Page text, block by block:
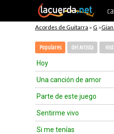
Acordes de Guitarra » G »
Populares del Artista
Hoy
Una canción de amor
Parte de este juego
Sentirme vivo
Si me tenías